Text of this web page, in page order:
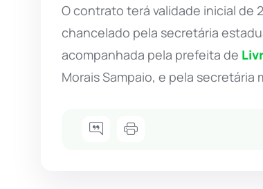
O contrato terá validade inicial de
chancelado pela secretária
acompanhada pela prefeita de
Morais Sampaio, e pela secretária